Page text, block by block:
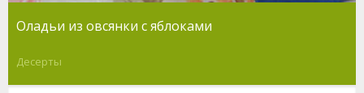
Оладьи из овсянки с яблоками
Десерты